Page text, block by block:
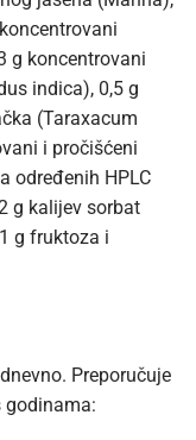
g koncentrovani
indica), 0,5 g
(Taraxacum
i pročišćeni
određenih HPLC
g kalijev sorbat
g fruktoza i
Preporučuje
godinama: